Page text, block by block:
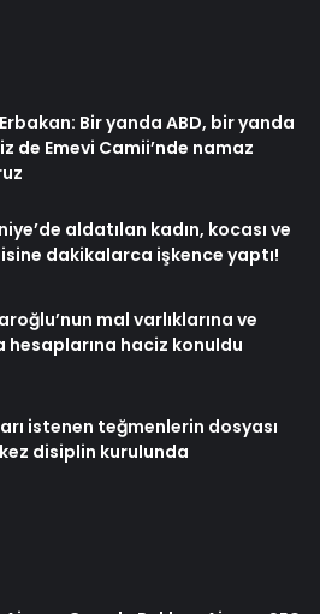
Bir yanda ABD, bir yanda
de Emevi Camii’nde namaz
aldatılan kadın, kocası ve
dakikalarca işkence yaptı!
mal varlıklarına ve
hesaplarına haciz konuldu
istenen teğmenlerin dosyası
disiplin kurulunda